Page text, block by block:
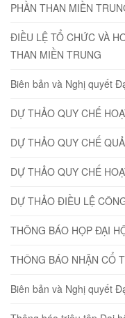
PHẦN THAN MIỀN
ĐIỀU LỆ TỔ CHỨC VÀ
THAN MIỀN TRUNG
Biên bản và Nghị quyết
DỰ THẢO QUY CHẾ
DỰ THẢO QUY CHẾ
DỰ THẢO QUY CHẾ
DỰ THẢO ĐIỀU LỆ
THÔNG BÁO HỌP ĐẠI
THÔNG BÁO NHẬN CỔ
Biên bản và Nghị quyết